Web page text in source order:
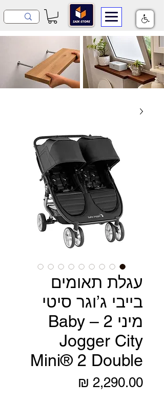
עגלת תאומים
בייבי ג’וגר סיטי
מיני 2 – Baby
Jogger City
Mini® 2 Double